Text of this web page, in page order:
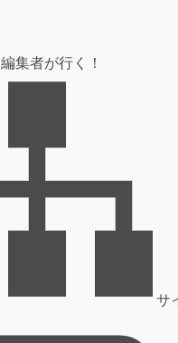
編集者が行く！
サ